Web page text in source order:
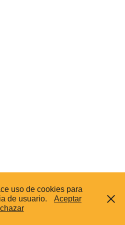
uso de cookies para
de usuario.
Aceptar